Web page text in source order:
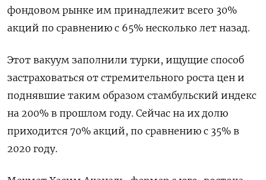
фондовом рынке им принадлежит всего 30%
акций по сравнению с 65% несколько лет назад.
Этот вакуум заполнили турки, ищущие способ
застраховаться от стремительного роста цен и
поднявшие таким образом стамбульский индекс
на 200% в прошлом году. Сейчас на их долю
приходится 70% акций, по сравнению с 35% в
2020 году.